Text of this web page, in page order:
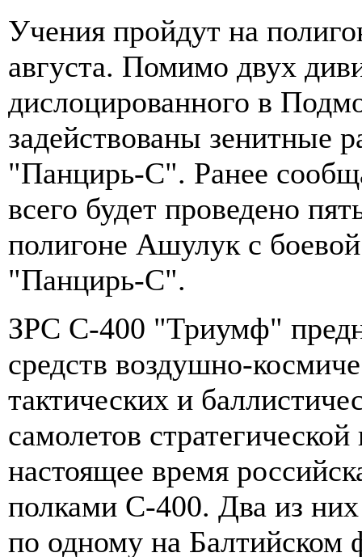
Учения пройдут на
августа. Помимо двух
дислоцированного в
задействованы зенитные
"Панцирь-С". Ранее
всего будет проведено
полигоне Ашулук с
"Панцирь-С".
ЗРС С-400 "Триумф"
средств воздушно-
тактических и
самолетов
настоящее время
полками С-400. Два из
по одному на Балтийском